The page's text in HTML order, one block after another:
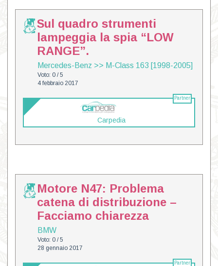
Sul quadro strumenti
lampeggia la spia “LOW
RANGE”.
Mercedes-Benz >> M-Class 163 [1998-2005]
Voto: 0 / 5
4 febbraio 2017
Partner
Carpedia
Motore N47: Problema
catena di distribuzione –
Facciamo chiarezza
BMW
Voto: 0 / 5
28 gennaio 2017
Partner